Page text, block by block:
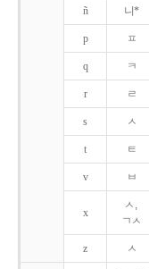
ñ 니*
p ㅍ
q ㅋ
r ㄹ
s ㅅ
t ㅌ
v ㅂ
x
ㅅ,
ㄱㅅ
z ㅅ